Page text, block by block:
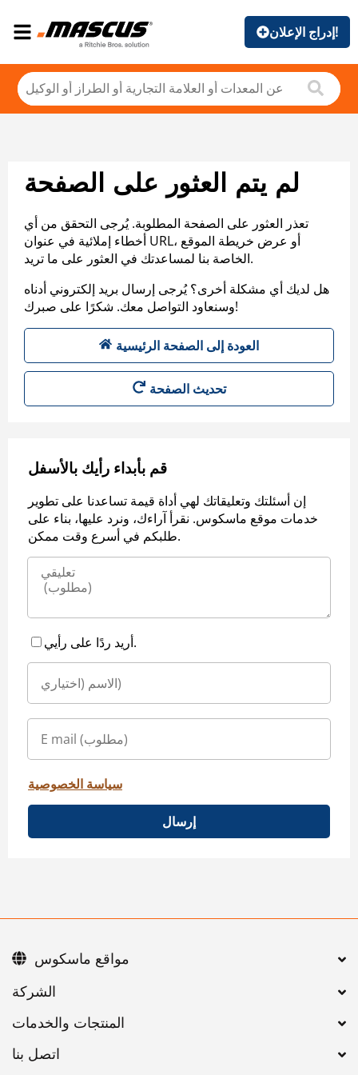
إدراج الإعلان!
لم يتم العثور على الصفحة
تعذر العثور على الصفحة المطلوبة. يُرجى التحقق من أي
أخطاء إملائية في عنوان URL، أو عرض خريطة الموقع
الخاصة بنا لمساعدتك في العثور على ما تريد.
هل لديك أي مشكلة أخرى؟ يُرجى إرسال بريد إلكتروني أدناه
وسنعاود التواصل معك. شكرًا على صبرك!
العودة إلى الصفحة الرئيسية
تحديث الصفحة
قم بأبداء رأيك بالأسفل
إن أسئلتك وتعليقاتك لهي أداة قيمة تساعدنا على تطوير
خدمات موقع ماسكوس. نقرأ آراءك، ونرد عليها، بناء على
طلبكم في أسرع وقت ممكن.
أريد ردًا على رأيي.
سياسة الخصوصية
إرسال
اتصل بنا
مواقع ماسكوس